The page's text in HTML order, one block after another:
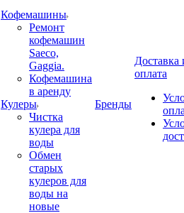
Кофемашины
Ремонт
кофемашин
Saeco,
Gaggia.
Кофемашина
в аренду
Кулеры
Чистка
кулера для
воды
Обмен
старых
кулеров для
воды на
новые
Бренды
Доставка
оплата